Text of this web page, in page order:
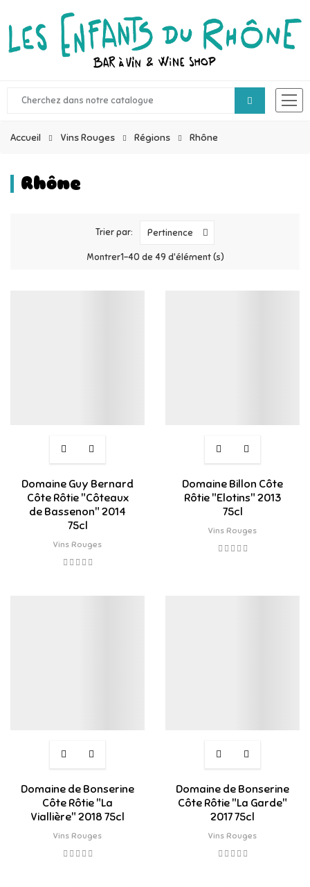
Accueil Vins Rouges Régions Rhône
Rhône
Trier par: Pertinence
Montrer1-40 de 49 d'élément (s)
Domaine Guy Bernard
Côte Rôtie "Côteaux
de Bassenon" 2014
75cl
Vins Rouges
Domaine Billon Côte
Rôtie "Elotins" 2013
75cl
Vins Rouges
Domaine de Bonserine
Côte Rôtie "La
Viallière" 2018 75cl
Vins Rouges
Domaine de Bonserine
Côte Rôtie "La Garde"
2017 75cl
Vins Rouges